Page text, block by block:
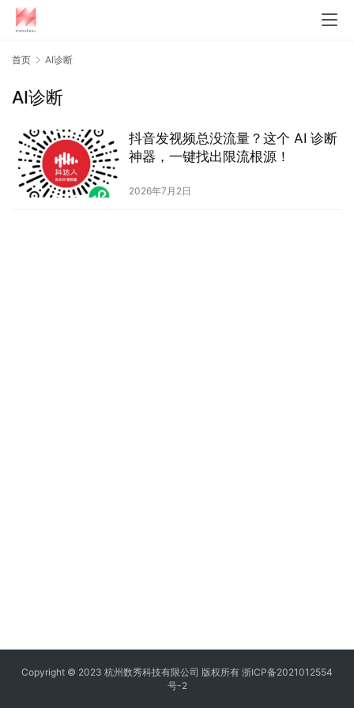
首页 AI诊断
AI诊断
抖音发视频总没流量？这个 AI 诊断
神器，一键找出限流根源！
2026年7月2日
Copyright © 2023 杭州数秀科技有限公司 版权所有 浙ICP备2021012554
号-2